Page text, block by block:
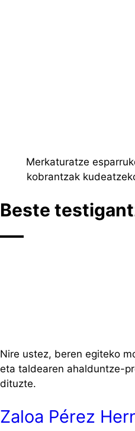
Merkaturatze
kobrantzak
Beste
Nire ustez, beren egiteko
eta taldearen ahalduntze-
dituzte.
Zaloa Pérez